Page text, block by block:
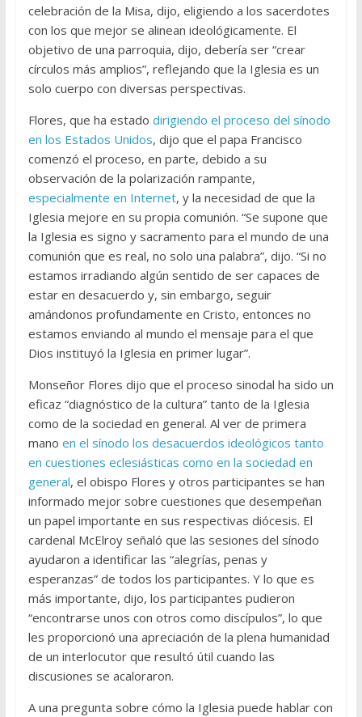
celebración de la Misa, dijo, eligiendo a los sacerdotes
con los que mejor se alinean ideológicamente. El
objetivo de una parroquia, dijo, debería ser “crear
círculos más amplios”, reflejando que la Iglesia es un
solo cuerpo con diversas perspectivas.
Flores, que ha estado dirigiendo el proceso del sínodo
en los Estados Unidos, dijo que el papa Francisco
comenzó el proceso, en parte, debido a su
observación de la polarización rampante,
especialmente en Internet, y la necesidad de que la
Iglesia mejore en su propia comunión. “Se supone que
la Iglesia es signo y sacramento para el mundo de una
comunión que es real, no solo una palabra”, dijo. “Si no
estamos irradiando algún sentido de ser capaces de
estar en desacuerdo y, sin embargo, seguir
amándonos profundamente en Cristo, entonces no
estamos enviando al mundo el mensaje para el que
Dios instituyó la Iglesia en primer lugar”.
Monseñor Flores dijo que el proceso sinodal ha sido un
eficaz “diagnóstico de la cultura” tanto de la Iglesia
como de la sociedad en general. Al ver de primera
mano en el sínodo los desacuerdos ideológicos tanto
en cuestiones eclesiásticas como en la sociedad en
general, el obispo Flores y otros participantes se han
informado mejor sobre cuestiones que desempeñan
un papel importante en sus respectivas diócesis. El
cardenal McElroy señaló que las sesiones del sínodo
ayudaron a identificar las “alegrías, penas y
esperanzas” de todos los participantes. Y lo que es
más importante, dijo, los participantes pudieron
“encontrarse unos con otros como discípulos”, lo que
les proporcionó una apreciación de la plena humanidad
de un interlocutor que resultó útil cuando las
discusiones se acaloraron.
A una pregunta sobre cómo la Iglesia puede hablar con